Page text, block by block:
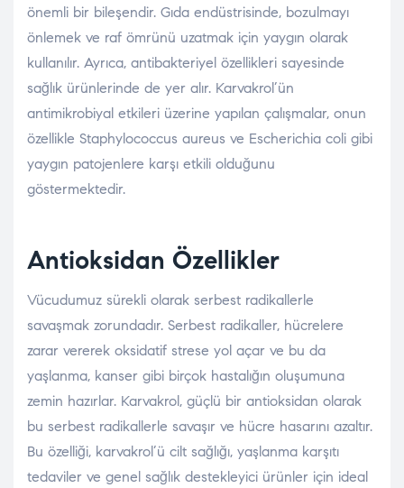
önemli bir bileşendir. Gıda endüstrisinde, bozulmayı
önlemek ve raf ömrünü uzatmak için yaygın olarak
kullanılır. Ayrıca, antibakteriyel özellikleri sayesinde
sağlık ürünlerinde de yer alır. Karvakrol’ün
antimikrobiyal etkileri üzerine yapılan çalışmalar, onun
özellikle Staphylococcus aureus ve Escherichia coli gibi
yaygın patojenlere karşı etkili olduğunu
göstermektedir.
Antioksidan Özellikler
Vücudumuz sürekli olarak serbest radikallerle
savaşmak zorundadır. Serbest radikaller, hücrelere
zarar vererek oksidatif strese yol açar ve bu da
yaşlanma, kanser gibi birçok hastalığın oluşumuna
zemin hazırlar. Karvakrol, güçlü bir antioksidan olarak
bu serbest radikallerle savaşır ve hücre hasarını azaltır.
Bu özelliği, karvakrol’ü cilt sağlığı, yaşlanma karşıtı
tedaviler ve genel sağlık destekleyici ürünler için ideal